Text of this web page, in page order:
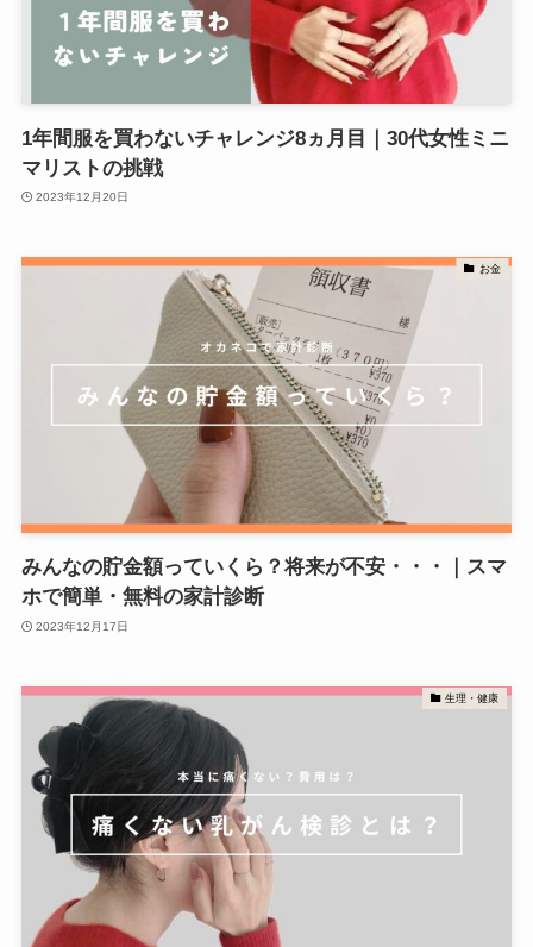
1年間服を買わないチャレンジ8ヵ月目｜30代女性ミニ
マリストの挑戦
2023年12月20日
お金
みんなの貯金額っていくら？将来が不安・・・｜スマ
ホで簡単・無料の家計診断
2023年12月17日
生理・健康